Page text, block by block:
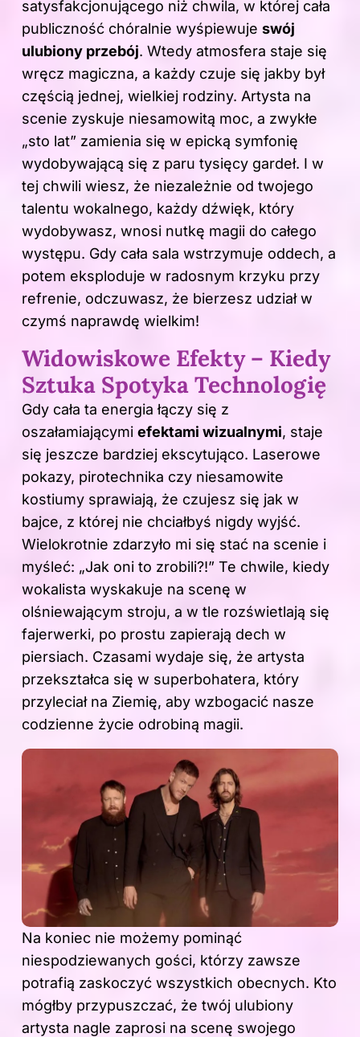
satysfakcjonującego niż chwila, w której cała
publiczność chóralnie wyśpiewuje swój
ulubiony przebój. Wtedy atmosfera staje się
wręcz magiczna, a każdy czuje się jakby był
częścią jednej, wielkiej rodziny. Artysta na
scenie zyskuje niesamowitą moc, a zwykłe
„sto lat” zamienia się w epicką symfonię
wydobywającą się z paru tysięcy gardeł. I w
tej chwili wiesz, że niezależnie od twojego
talentu wokalnego, każdy dźwięk, który
wydobywasz, wnosi nutkę magii do całego
występu. Gdy cała sala wstrzymuje oddech, a
potem eksploduje w radosnym krzyku przy
refrenie, odczuwasz, że bierzesz udział w
czymś naprawdę wielkim!
Widowiskowe Efekty – Kiedy
Sztuka Spotyka Technologię
Gdy cała ta energia łączy się z
oszałamiającymi efektami wizualnymi, staje
się jeszcze bardziej ekscytująco. Laserowe
pokazy, pirotechnika czy niesamowite
kostiumy sprawiają, że czujesz się jak w
bajce, z której nie chciałbyś nigdy wyjść.
Wielokrotnie zdarzyło mi się stać na scenie i
myśleć: „Jak oni to zrobili?!” Te chwile, kiedy
wokalista wyskakuje na scenę w
olśniewającym stroju, a w tle rozświetlają się
fajerwerki, po prostu zapierają dech w
piersiach. Czasami wydaje się, że artysta
przekształca się w superbohatera, który
przyleciał na Ziemię, aby wzbogacić nasze
codzienne życie odrobiną magii.
Na koniec nie możemy pominąć
niespodziewanych gości, którzy zawsze
potrafią zaskoczyć wszystkich obecnych. Kto
mógłby przypuszczać, że twój ulubiony
artysta nagle zaprosi na scenę swojego